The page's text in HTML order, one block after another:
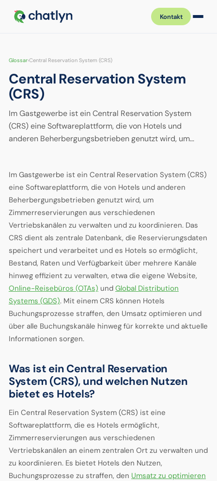
Kontakt
Glossar›Central Reservation System (CRS)
Central Reservation System
(CRS)
Im Gastgewerbe ist ein Central Reservation System
(CRS) eine Softwareplattform, die von Hotels und
anderen Beherbergungsbetrieben genutzt wird, um…
Im Gastgewerbe ist ein Central Reservation System (CRS)
eine Softwareplattform, die von Hotels und anderen
Beherbergungsbetrieben genutzt wird, um
Zimmerreservierungen aus verschiedenen
Vertriebskanälen zu verwalten und zu koordinieren. Das
CRS dient als zentrale Datenbank, die Reservierungsdaten
speichert und verarbeitet und es Hotels so ermöglicht,
Bestand, Raten und Verfügbarkeit über mehrere Kanäle
hinweg effizient zu verwalten, etwa die eigene Website,
Online-Reisebüros (OTAs) und Global Distribution
Systems (GDS). Mit einem CRS können Hotels
Buchungsprozesse straffen, den Umsatz optimieren und
über alle Buchungskanäle hinweg für korrekte und aktuelle
Informationen sorgen.
Was ist ein Central Reservation
System (CRS), und welchen Nutzen
bietet es Hotels?
Ein Central Reservation System (CRS) ist eine
Softwareplattform, die es Hotels ermöglicht,
Zimmerreservierungen aus verschiedenen
Vertriebskanälen an einem zentralen Ort zu verwalten und
zu koordinieren. Es bietet Hotels den Nutzen,
Buchungsprozesse zu straffen, den Umsatz zu optimieren